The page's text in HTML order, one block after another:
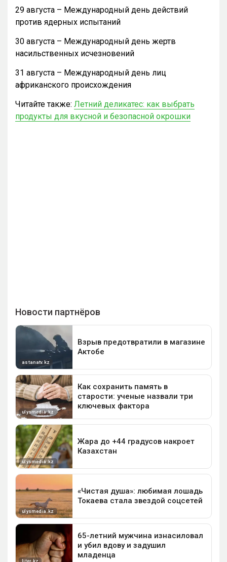
29 августа – Международный день действий
против ядерных испытаний
30 августа – Международный день жертв
насильственных исчезновений
31 августа – Международный день лиц
африканского происхождения
Читайте также: Летний деликатес: как выбрать
продукты для вкусной и безопасной окрошки